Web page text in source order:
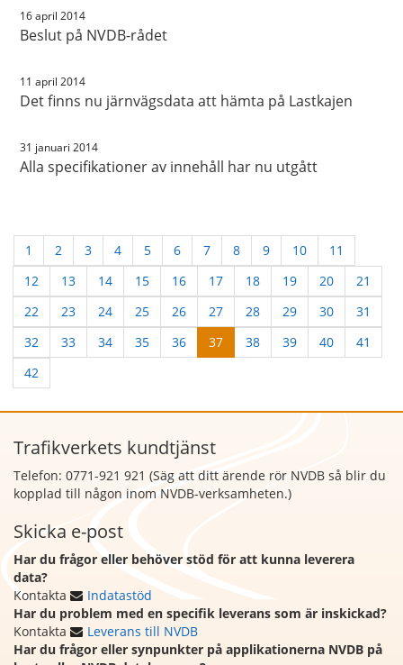
16 april 2014
Beslut på NVDB-rådet
11 april 2014
Det finns nu järnvägsdata att hämta på Lastkajen
31 januari 2014
Alla specifikationer av innehåll har nu utgått
1 2 3 4 5 6 7 8 9 10
11
12
13 14 15 16 17 18 19 20
21
22
23 24 25 26 27 28 29 30
31
32
33 34 35 36 37 38 39 40
41
42
Trafikverkets kundtjänst
Telefon: 0771-921 921 (Säg att ditt ärende rör NVDB så blir du
kopplad till någon inom NVDB-verksamheten.)
Skicka e-post
Har du frågor eller behöver stöd för att kunna leverera
data?
Kontakta
Indatastöd
Har du problem med en specifik leverans som är inskickad?
Kontakta
Leverans till NVDB
Har du frågor eller synpunkter på applikationerna NVDB på